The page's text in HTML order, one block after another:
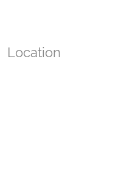
Location